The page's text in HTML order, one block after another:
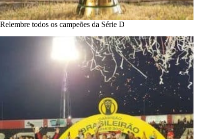
Relembre todos os campeões da Série D